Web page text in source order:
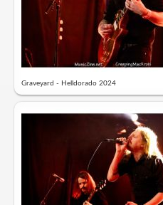
Graveyard - Helldorado 2024